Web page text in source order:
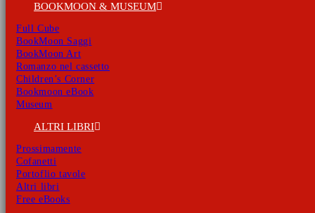
BOOKMOON & MUSEUM
Full Cube
BookMoon Saggi
BookMoon Art
Romanzo nel cassetto
Children’s Corner
Bookmoon eBook
Museum
ALTRI LIBRI
Prossimamente
Cofanetti
Portoflio tavole
Altri libri
Free eBooks